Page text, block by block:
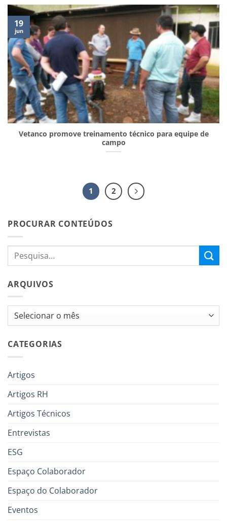
Vetanco promove treinamento técnico para equipe de
campo
19
jun
1 2
PROCURAR CONTEÚDOS
ARQUIVOS
Arquivos
CATEGORIAS
Artigos
Artigos RH
Artigos Técnicos
Entrevistas
ESG
Espaço Colaborador
Espaço do Colaborador
Eventos